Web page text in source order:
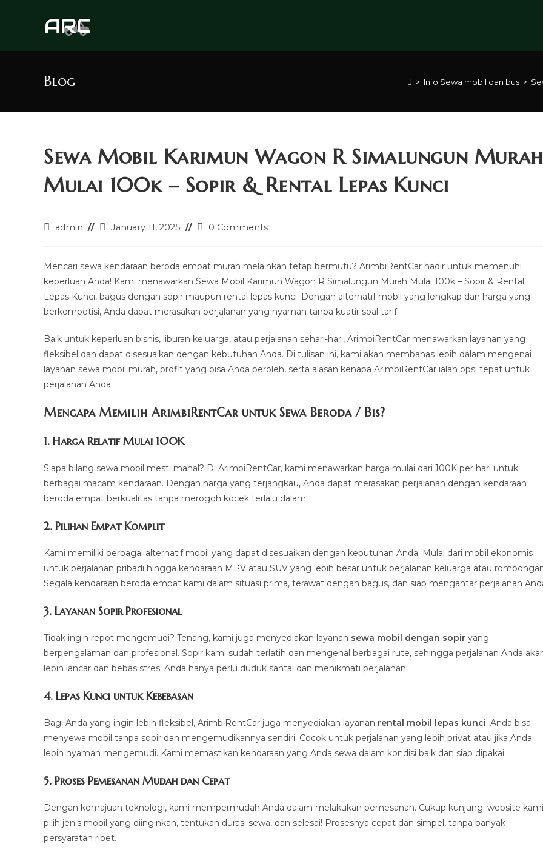
Blog > Info Sewa mobil dan bus >
Sewa Mobil Karimun Wagon R Simalungun Murah
Mulai 100k – Sopir & Rental Lepas Kunci
Postadmin
PostJanuary 11, 2025
Post0 Comments
Mencari sewa kendaraan beroda empat murah melainkan tetap bermutu? ArimbiRentCar hadir untuk memenuhi
keperluan Anda! Kami menawarkan Sewa Mobil Karimun Wagon R Simalungun Murah Mulai 100k – Sopir & Rental
Lepas Kunci, bagus dengan sopir maupun rental lepas kunci. Dengan alternatif mobil yang lengkap dan harga yang
berkompetisi, Anda dapat merasakan perjalanan yang nyaman tanpa kuatir soal tarif.
Baik untuk keperluan bisnis, liburan keluarga, atau perjalanan sehari-hari, ArimbiRentCar menawarkan layanan yang
fleksibel dan dapat disesuaikan dengan kebutuhan Anda. Di tulisan ini, kami akan membahas lebih dalam mengenai
layanan sewa mobil murah, profit yang bisa Anda peroleh, serta alasan kenapa ArimbiRentCar ialah opsi tepat untuk
perjalanan Anda.
Mengapa Memilih ArimbiRentCar untuk Sewa Beroda / Bis?
1. Harga Relatif Mulai 100K
Siapa bilang sewa mobil mesti mahal? Di ArimbiRentCar, kami menawarkan harga mulai dari 100K per hari untuk
berbagai macam kendaraan. Dengan harga yang terjangkau, Anda dapat merasakan perjalanan dengan kendaraan
beroda empat berkualitas tanpa merogoh kocek terlalu dalam.
2. Pilihan Empat Komplit
Kami memiliki berbagai alternatif mobil yang dapat disesuaikan dengan kebutuhan Anda. Mulai dari mobil ekonomis
untuk perjalanan pribadi hingga kendaraan MPV atau SUV yang lebih besar untuk perjalanan keluarga atau
Segala kendaraan beroda empat kami dalam situasi prima, terawat dengan bagus, dan siap mengantar perjalanan
3. Layanan Sopir Profesional
Tidak ingin repot mengemudi? Tenang, kami juga menyediakan layanan sewa mobil dengan sopir yang
berpengalaman dan profesional. Sopir kami sudah terlatih dan mengenal berbagai rute, sehingga perjalanan Anda
lebih lancar dan bebas stres. Anda hanya perlu duduk santai dan menikmati perjalanan.
4. Lepas Kunci untuk Kebebasan
Bagi Anda yang ingin lebih fleksibel, ArimbiRentCar juga menyediakan layanan rental mobil lepas kunci. Anda bisa
menyewa mobil tanpa sopir dan mengemudikannya sendiri. Cocok untuk perjalanan yang lebih privat atau jika Anda
lebih nyaman mengemudi. Kami memastikan kendaraan yang Anda sewa dalam kondisi baik dan siap dipakai.
5. Proses Pemesanan Mudah dan Cepat
Dengan kemajuan teknologi, kami mempermudah Anda dalam melakukan pemesanan. Cukup kunjungi website
pilih jenis mobil yang diinginkan, tentukan durasi sewa, dan selesai! Prosesnya cepat dan simpel, tanpa banyak
persyaratan ribet.